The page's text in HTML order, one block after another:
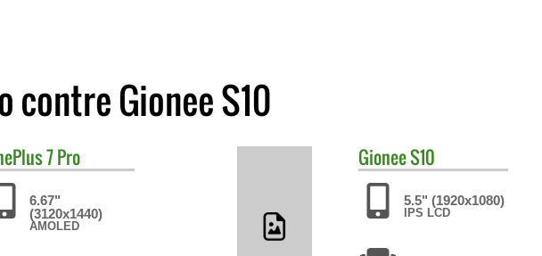
contre Gionee S10
7 Pro
6.67"
(3120x1440)
AMOLED
GioneeS10
5.5" (1920x1080)
IPS LCD